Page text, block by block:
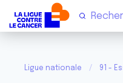
Ligue nationale 91 -